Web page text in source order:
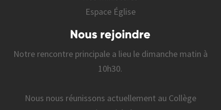
Espace Église
Nous rejoindre
Notre rencontre principale a lieu le dimanche matin à
10h30.
Nous nous réunissons actuellement au Collège